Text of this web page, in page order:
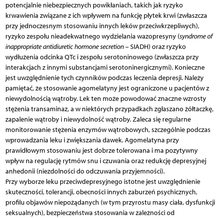
potencjalnie niebezpiecznych powikłaniach, takich jak ryzyko
krwawienia związane z ich wpływem na funkcję płytek krwi (zwłaszcza
przy jednoczesnym stosowaniu innych leków przeciwkrzepliwych),
ryzyko zespołu nieadekwatnego wydzielania wazopresyny (syndrome of
inappropriate antidiuretic hormone secretion– SIADH) oraz ryzyko
wydłużenia odcinka QTc i zespołu serotoninowego (zwłaszcza przy
interakcjach z innymi substancjami serotoninergicznymi). Konieczne
jest uwzględnienie tych czynników podczas leczenia depresji. Należy
pamiętać, że stosowanie agomelatyny jest ograniczone u pacjentów z
niewydolnością wątroby. Lek ten może powodować znaczne wzrosty
stężenia transaminaz, a w niektórych przypadkach zgłaszano żółtaczkę,
zapalenie wątroby i niewydolność wątroby. Zaleca się regularne
monitorowanie stężenia enzymów wątrobowych, szczególnie podczas
wprowadzania leku i zwiększania dawek. Agomelatyna przy
prawidłowym stosowaniu jest dobrze tolerowana i ma pozytywny
wpływ na regulację rytmów snu i czuwania oraz redukcję depresyjnej
anhedonii (niezdolności do odczuwania przyjemności).
Przy wyborze leku przeciwdepresyjnego istotne jest uwzględnienie
skuteczności, tolerancji, obecności innych zaburzeń psychicznych,
profilu objawów niepożądanych (w tym przyrostu masy ciała, dysfunkcji
seksualnych), bezpieczeństwa stosowania w zależności od